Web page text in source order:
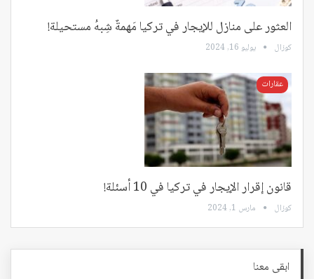
العثور على منازل للإيجار في تركيا مَهمةٌ شِبهُ مستحيلة!
كوزال يوليو 16, 2024
عقارات
قانون إقرار الإيجار في تركيا في 10 أسئلة!
كوزال مارس 1, 2024
ابقى معنا